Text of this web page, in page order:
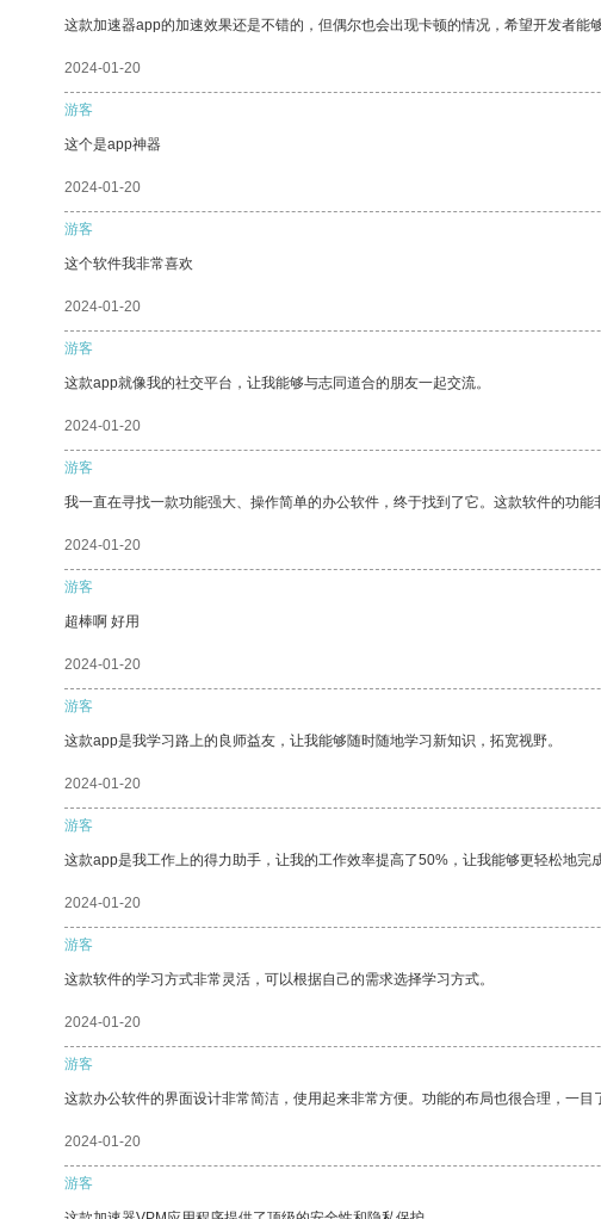
这款加速器app的加速效果还是不错的，但偶尔也会出现卡顿的情况，希望开发者能够
2024-01-20
游客
这个是app神器
2024-01-20
游客
这个软件我非常喜欢
2024-01-20
游客
这款app就像我的社交平台，让我能够与志同道合的朋友一起交流。
2024-01-20
游客
我一直在寻找一款功能强大、操作简单的办公软件，终于找到了它。这款软件的功
2024-01-20
游客
超棒啊 好用
2024-01-20
游客
这款app是我学习路上的良师益友，让我能够随时随地学习新知识，拓宽视野。
2024-01-20
游客
这款app是我工作上的得力助手，让我的工作效率提高了50%，让我能够更轻松地完
2024-01-20
游客
这款软件的学习方式非常灵活，可以根据自己的需求选择学习方式。
2024-01-20
游客
这款办公软件的界面设计非常简洁，使用起来非常方便。功能的布局也很合理，一目
2024-01-20
游客